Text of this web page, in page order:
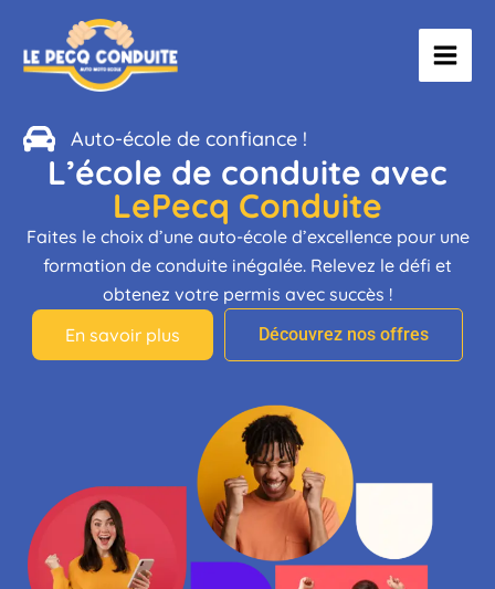
contenu
Auto-école de confiance !
L’école de conduite avec
LePecq Conduite
Faites le choix d’une auto-école d’excellence pour une
formation de conduite inégalée. Relevez le défi et
obtenez votre permis avec succès !
En savoir plus
Découvrez nos offres